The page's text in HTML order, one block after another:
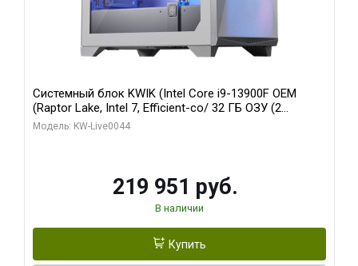
Системный блок KWIK (Intel Core i9-13900F OEM
(Raptor Lake, Intel 7, Efficient-co/ 32 ГБ ОЗУ (2
модуля)/ Gigabyte RTX5070Ti AERO OC 16GB GDDR7
Модель: KW-Live0044
219 951 руб.
В наличии
Купить